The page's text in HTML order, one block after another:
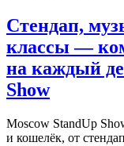
Стендап,
классы —
на каждый
Show
Moscow StandUp
и кошелёк, от